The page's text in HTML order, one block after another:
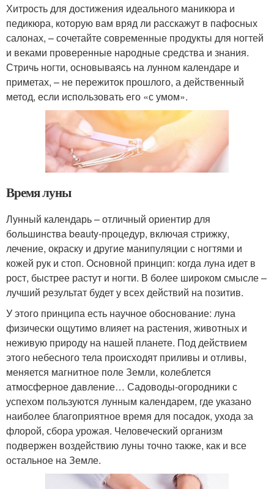
Хитрость для достижения идеального маникюра и
педикюра, которую вам вряд ли расскажут в пафосных
салонах, – сочетайте современные продукты для ногтей
и веками проверенные народные средства и знания.
Стричь ногти, основываясь на лунном календаре и
приметах, – не пережиток прошлого, а действенный
метод, если использовать его «с умом».
Время луны
Лунный календарь – отличный ориентир для
большинства beauty-процедур, включая стрижку,
лечение, окраску и другие манипуляции с ногтями и
кожей рук и стоп. Основной принцип: когда луна идет в
рост, быстрее растут и ногти. В более широком смысле –
лучший результат будет у всех действий на позитив.
У этого принципа есть научное обоснование: луна
физически ощутимо влияет на растения, животных и
неживую природу на нашей планете. Под действием
этого небесного тела происходят приливы и отливы,
меняется магнитное поле Земли, колеблется
атмосферное давление… Садоводы-огородники с
успехом пользуются лунным календарем, где указано
наиболее благоприятное время для посадок, ухода за
флорой, сбора урожая. Человеческий организм
подвержен воздействию луны точно также, как и все
остальное на Земле.